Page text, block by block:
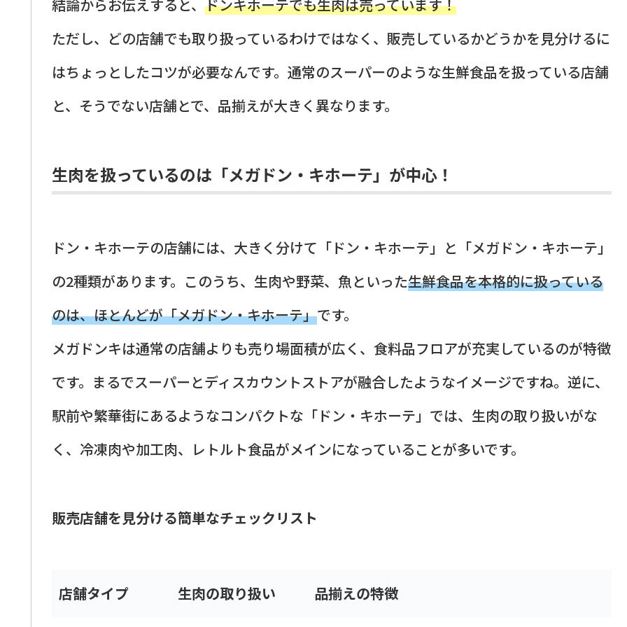
結論からお伝えすると、 ドンキホーテでも生肉は売っています！
ただし、どの店舗でも取り扱っているわけではなく、販売しているかどうかを見分けるに
はちょっとしたコツが必要なんです。通常のスーパーのような生鮮食品を扱っている店舗
と、そうでない店舗とで、品揃えが大きく異なります。
生肉を扱っているのは「メガドン・キホーテ」が中心！
ドン・キホーテの店舗には、大きく分けて「ドン・キホーテ」と「メガドン・キホーテ」
の2種類があります。このうち、生肉や野菜、魚といった生鮮食品を本格的に扱っている
のは、ほとんどが「メガドン・キホーテ」です。
メガドンキは通常の店舗よりも売り場面積が広く、食料品フロアが充実しているのが特徴
です。まるでスーパーとディスカウントストアが融合したようなイメージですね。逆に、
駅前や繁華街にあるようなコンパクトな「ドン・キホーテ」では、生肉の取り扱いがな
く、冷凍肉や加工肉、レトルト食品がメインになっていることが多いです。
販売店舗を見分ける簡単なチェックリスト
店舗タイプ 生肉の取り扱い 品揃えの特徴